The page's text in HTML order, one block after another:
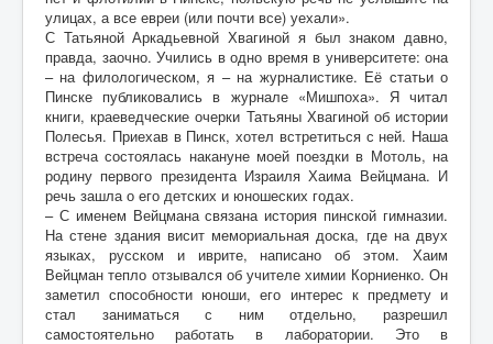
улицах, а все евреи (или почти все) уехали».
С Татьяной Аркадьевной Хвагиной я был знаком давно,
правда, заочно. Учились в одно время в университете: она
– на филологическом, я – на журналистике. Её статьи о
Пинске публиковались в журнале «Мишпоха». Я читал
книги, краеведческие очерки Татьяны Хвагиной об истории
Полесья. Приехав в Пинск, хотел встретиться с ней. Наша
встреча состоялась накануне моей поездки в Мотоль, на
родину первого президента Израиля Хаима Вейцмана. И
речь зашла о его детских и юношеских годах.
– С именем Вейцмана связана история пинской гимназии.
На стене здания висит мемориальная доска, где на двух
языках, русском и иврите, написано об этом. Хаим
Вейцман тепло отзывался об учителе химии Корниенко. Он
заметил способности юноши, его интерес к предмету и
стал заниматься с ним отдельно, разрешил
самостоятельно работать в лаборатории. Это в